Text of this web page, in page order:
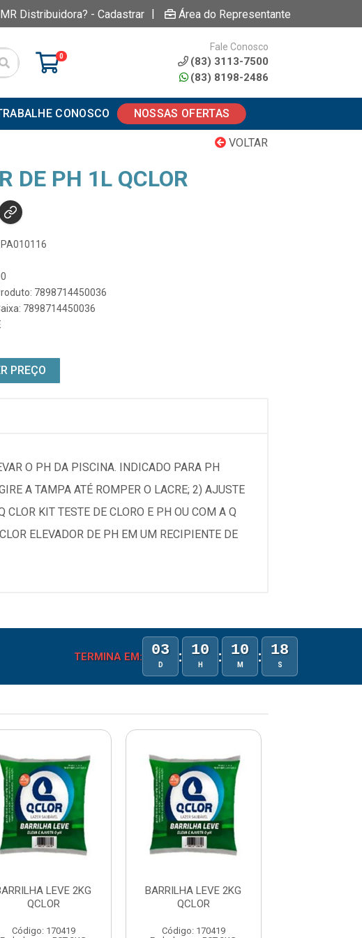
Distribuidora? - Cadastrar | Área do Representante
0
Fale Conosco
(83) 3113-7500
(83) 8198-2486
CONOSCO NOSSAS OFERTAS
VOLTAR
DE PH 1L QCLOR
7898714450036
7898714450036
PREÇO
O PH DA PISCINA. INDICADO PARA PH
A TAMPA ATÉ ROMPER O LACRE; 2) AJUSTE
KIT TESTE DE CLORO E PH OU COM A Q
ELEVADOR DE PH EM UM RECIPIENTE DE
TERMINA EM: 03
D : 10
H : 10
M : 18
S
LEVE 2KG
QCLOR
Código: 170419
BARRILHA LEVE 2KG
QCLOR
Código: 170419